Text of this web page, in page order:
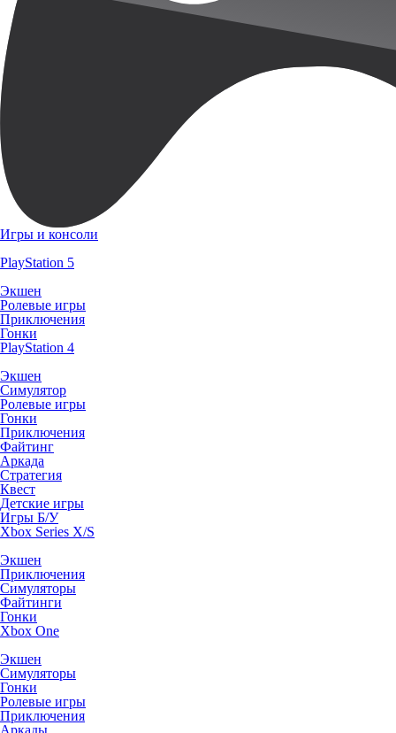
Игры и консоли
PlayStation 5
Экшен
Ролевые игры
Приключения
Гонки
PlayStation 4
Экшен
Симулятор
Ролевые игры
Гонки
Приключения
Файтинг
Аркада
Стратегия
Квест
Детские игры
Игры Б/У
Xbox Series X/S
Экшен
Приключения
Симуляторы
Файтинги
Гонки
Xbox One
Экшен
Симуляторы
Гонки
Ролевые игры
Приключения
Аркады